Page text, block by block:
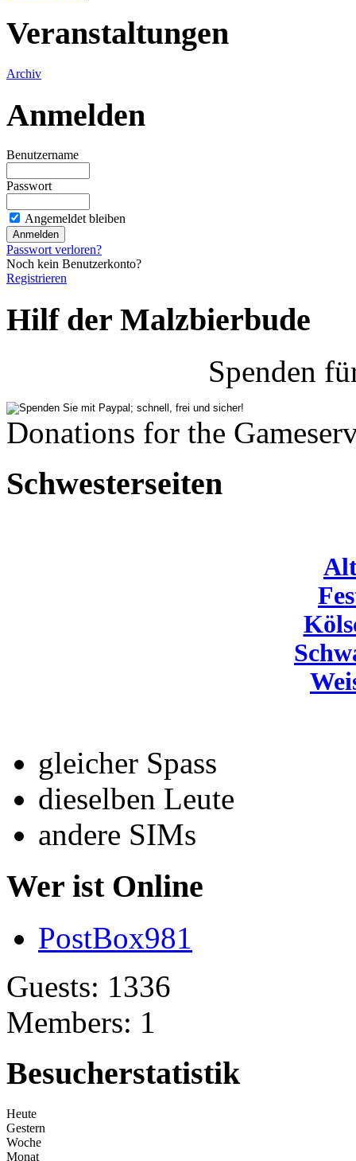
Veranstaltungen
Archiv
Anmelden
Benutzername
Passwort
Angemeldet bleiben
Passwort verloren?
Noch kein Benutzerkonto?
Registrieren
Hilf der Malzbierbude
Spenden
Donations for the
Schwesterseiten
gleicher Spass
dieselben Leute
andere SIMs
Wer ist Online
PostBox981
Guests: 1336
Members: 1
Besucherstatistik
Heute
Gestern
Woche
Monat